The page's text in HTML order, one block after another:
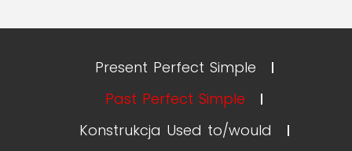
Present Perfect Simple
Past Perfect Simple
Konstrukcja Used to/would